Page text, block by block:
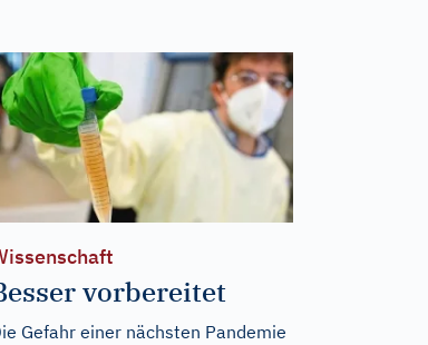
vorbereitet
Gefahr einer nächsten Pandemie